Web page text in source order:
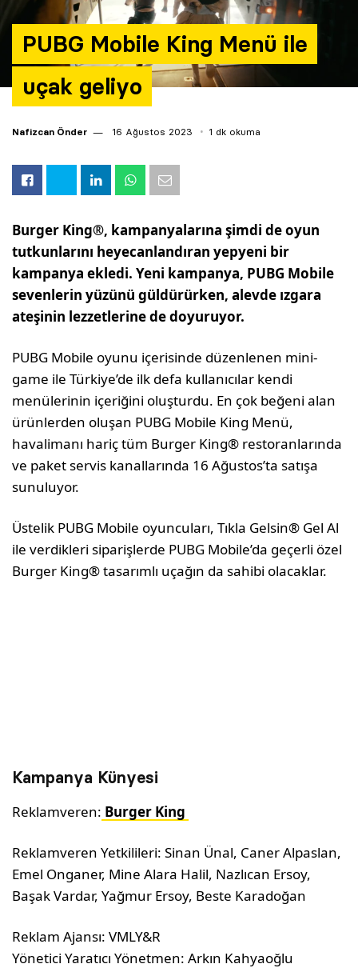
PUBG Mobile King Menü ile
uçak geliyo
Nafizcan Önder 16 Ağustos 2023 1 dk okuma
Burger King®, kampanyalarına şimdi de oyun
tutkunlarını heyecanlandıran yepyeni bir
kampanya ekledi. Yeni kampanya, PUBG Mobile
sevenlerin yüzünü güldürürken, alevde ızgara
ateşinin lezzetlerine de doyuruyor.
PUBG Mobile oyunu içerisinde düzenlenen mini-
game ile Türkiye’de ilk defa kullanıcılar kendi
menülerinin içeriğini oluşturdu. En çok beğeni alan
ürünlerden oluşan PUBG Mobile King Menü,
havalimanı hariç tüm Burger King® restoranlarında
ve paket servis kanallarında 16 Ağustos’ta satışa
sunuluyor.
Üstelik PUBG Mobile oyuncuları, Tıkla Gelsin® Gel Al
ile verdikleri siparişlerde PUBG Mobile’da geçerli özel
Burger King® tasarımlı uçağın da sahibi olacaklar.
Kampanya Künyesi
Reklamveren: Burger King
Reklamveren Yetkilileri: Sinan Ünal, Caner Alpaslan,
Emel Onganer, Mine Alara Halil, Nazlıcan Ersoy,
Başak Vardar, Yağmur Ersoy, Beste Karadoğan
Reklam Ajansı: VMLY&R
Yönetici Yaratıcı Yönetmen: Arkın Kahyaoğlu